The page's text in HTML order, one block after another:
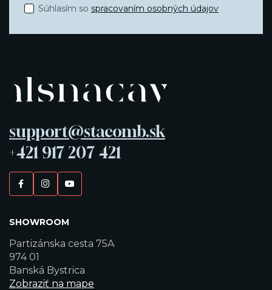
Súhlasím so spracovaním osobných údajov
support@stacomb.sk
+421 917 207 421
SHOWROOM
Partizánska cesta 75A
974 01
Banská Bystrica
Zobraziť na mape